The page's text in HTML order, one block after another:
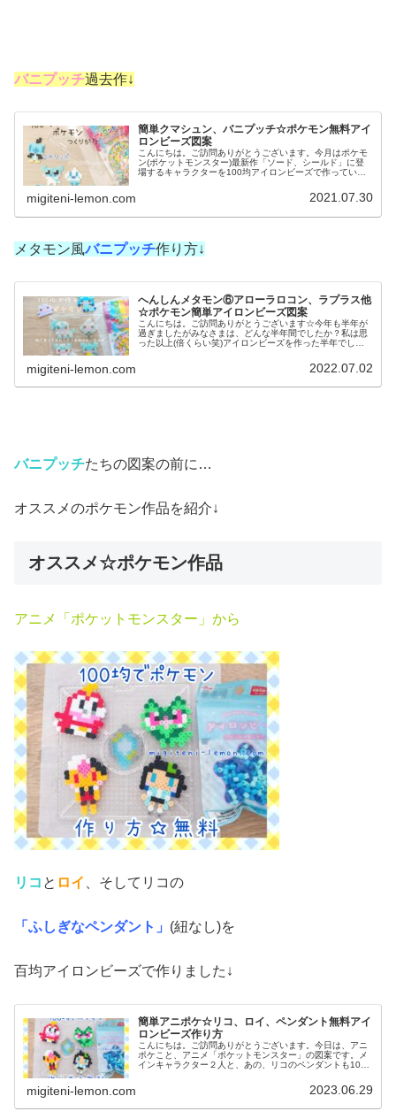
バニプッチ過去作↓
簡単クマシュン、バニプッチ☆ポケモン無料アイ
ロンビーズ図案
こんにちは。ご訪問ありがとうございます。今月はポケモ
ン(ポケットモンスター)最新作「ソード、シールド」に登
場するキャラクターを100均アイロンビーズで作っていま
migiteni-lemon.com 2021.07.30
メタモン風バニプッチ作り方↓
へんしんメタモン⑥アローラロコン、ラプラス他
☆ポケモン簡単アイロンビーズ図案
こんにちは。ご訪問ありがとうございます☆今年も半年が
過ぎましたがみなさまは、どんな半年間でしたか？私は思
った以上(倍くらい笑)アイロンビーズを作った半年でし
migiteni-lemon.com 2022.07.02
バニプッチたちの図案の前に…
オススメのポケモン作品を紹介↓
オススメ☆ポケモン作品
アニメ「ポケットモンスター」から
リコ と ロイ 、そしてリコの
「ふしぎなペンダント」 (紐なし)を
百均アイロンビーズで作りました↓
簡単アニポケ☆リコ、ロイ、ペンダント無料アイ
ロンビーズ作り方
こんにちは。ご訪問ありがとうございます。今日は、アニ
ポケこと、アニメ「ポケットモンスター」の図案です。メ
インキャラクター２人と、あの、リコのペンダントも100
migiteni-lemon.com 2023.06.29